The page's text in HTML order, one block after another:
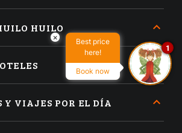
HUILO
Y VIAJES POR EL DÍA
×
Best price
here!
Book now
1